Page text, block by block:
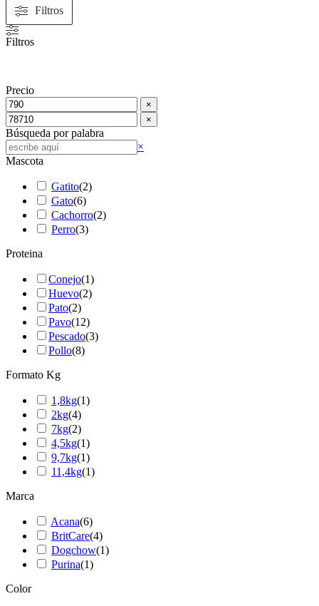
Filtros
Filtros
Precio
×
×
Búsqueda por palabra
Buscar
×
Mascota
Gatito(2)
Gato(6)
Cachorro(2)
Perro(3)
Proteina
Conejo(1)
Huevo(2)
Pato(2)
Pavo(12)
Pescado(3)
Pollo(8)
Formato Kg
1,8kg(1)
2kg(4)
7kg(2)
4,5kg(1)
9,7kg(1)
11,4kg(1)
Marca
Acana(6)
BritCare(4)
Dogchow(1)
Purina(1)
Color